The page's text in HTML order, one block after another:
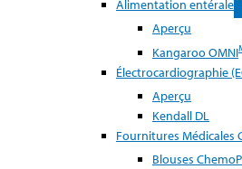
Alimentation entérale
Aperçu
Kangaroo OMNI
Électrocardiographie
Aperçu
Kendall DL
Fournitures Médicales
Blouses